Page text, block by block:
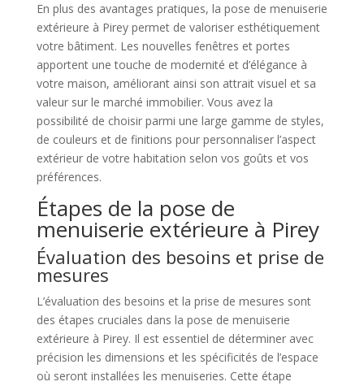
En plus des avantages pratiques, la pose de menuiserie
extérieure à Pirey permet de valoriser esthétiquement
votre bâtiment. Les nouvelles fenêtres et portes
apportent une touche de modernité et d’élégance à
votre maison, améliorant ainsi son attrait visuel et sa
valeur sur le marché immobilier. Vous avez la
possibilité de choisir parmi une large gamme de styles,
de couleurs et de finitions pour personnaliser l’aspect
extérieur de votre habitation selon vos goûts et vos
préférences.
Étapes de la pose de
menuiserie extérieure à Pirey
Évaluation des besoins et prise de
mesures
L’évaluation des besoins et la prise de mesures sont
des étapes cruciales dans la pose de menuiserie
extérieure à Pirey. Il est essentiel de déterminer avec
précision les dimensions et les spécificités de l’espace
où seront installées les menuiseries. Cette étape